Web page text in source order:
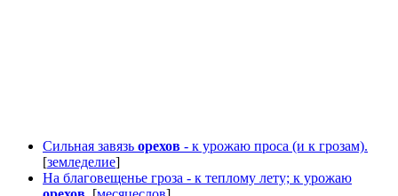
Сильная завязь орехов - к урожаю проса (и к грозам).
[земледелие]
На благовещенье гроза - к теплому лету; к урожаю